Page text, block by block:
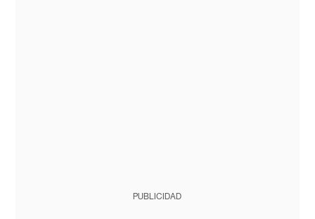
PUBLICIDAD